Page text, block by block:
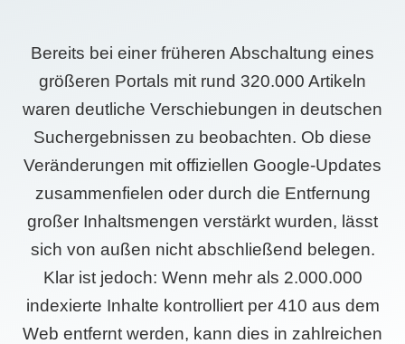
Bereits bei einer früheren Abschaltung eines
größeren Portals mit rund 320.000 Artikeln
waren deutliche Verschiebungen in deutschen
Suchergebnissen zu beobachten. Ob diese
Veränderungen mit offiziellen Google-Updates
zusammenfielen oder durch die Entfernung
großer Inhaltsmengen verstärkt wurden, lässt
sich von außen nicht abschließend belegen.
Klar ist jedoch: Wenn mehr als 2.000.000
indexierte Inhalte kontrolliert per 410 aus dem
Web entfernt werden, kann dies in zahlreichen